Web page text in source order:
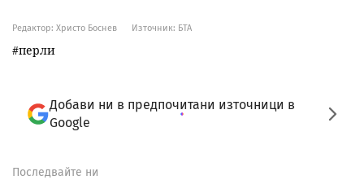
Редактор: Христо Боснев Източник: БТА
перли
Добави ни в предпочитани източници в
Google
Последвайте ни